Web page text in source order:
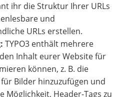
ihr die Struktur Ihrer URLs
und
URLs erstellen.
TYPO3 enthält mehrere
Inhalt eurer Website für
können, z. B. die
Bilder hinzuzufügen und
Möglichkeit, Header-Tags zu